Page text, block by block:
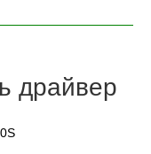
драйвер